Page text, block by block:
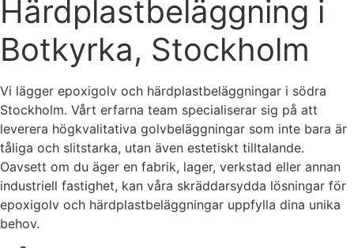
Härdplastbeläggning i
Botkyrka, Stockholm
Vi lägger epoxigolv och härdplastbeläggningar i södra
Stockholm. Vårt erfarna team specialiserar sig på att
leverera högkvalitativa golvbeläggningar som inte bara är
tåliga och slitstarka, utan även estetiskt tilltalande.
Oavsett om du äger en fabrik, lager, verkstad eller annan
industriell fastighet, kan våra skräddarsydda lösningar för
epoxigolv och härdplastbeläggningar uppfylla dina unika
behov.